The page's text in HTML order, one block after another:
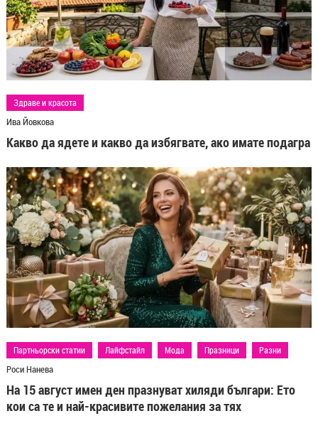
Здраве и красота
Ива Йовкова
Какво да ядете и какво да избягвате, ако имате подагра
Партньорски статии Лайфстайл Мода Празници Разни
Роси Нанева
На 15 август имен ден празнуват хиляди българи: Ето
кои са те и най-красивите пожелания за тях